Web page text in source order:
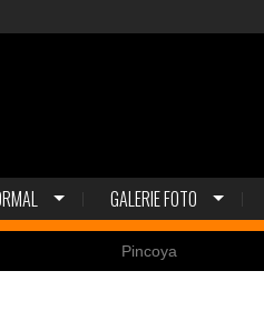
GALERIE FOTO
Nicolas